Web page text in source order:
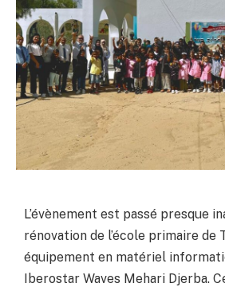
L’évènement est passé presque
rénovation de l’école primaire de
équipement en matériel
Iberostar Waves Mehari Djerba.